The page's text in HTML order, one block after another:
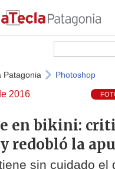
Patagonia Photoshop
2016
en bikini:
redobló la
sin cuidado el